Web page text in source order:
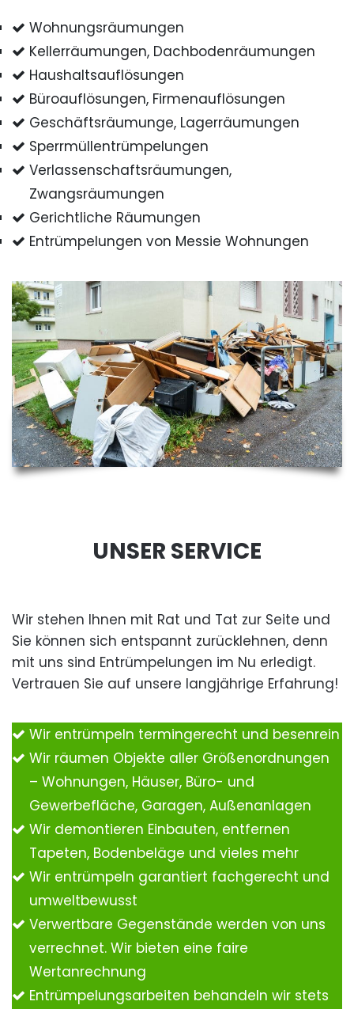
Wohnungsräumungen
Kellerräumungen, Dachbodenräumungen
Haushaltsauflösungen
Büroauflösungen, Firmenauflösungen
Geschäftsräumunge, Lagerräumungen
Sperrmüllentrümpelungen
Verlassenschaftsräumungen,
Zwangsräumungen
Gerichtliche Räumungen
Entrümpelungen von Messie Wohnungen
UNSER SERVICE
Wir stehen Ihnen mit Rat und Tat zur Seite und
Sie können sich entspannt zurücklehnen, denn
mit uns sind Entrümpelungen im Nu erledigt.
Vertrauen Sie auf unsere langjährige Erfahrung!
Wir entrümpeln termingerecht und besenrein
Wir räumen Objekte aller Größenordnungen
– Wohnungen, Häuser, Büro- und
Gewerbefläche, Garagen, Außenanlagen
Wir demontieren Einbauten, entfernen
Tapeten, Bodenbeläge und vieles mehr
Wir entrümpeln garantiert fachgerecht und
umweltbewusst
Verwertbare Gegenstände werden von uns
verrechnet. Wir bieten eine faire
Wertanrechnung
Entrümpelungsarbeiten behandeln wir stets